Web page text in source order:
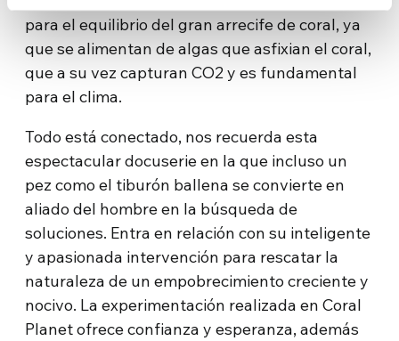
para el equilibrio del gran arrecife de coral, ya
que se alimentan de algas que asfixian el coral,
que a su vez capturan CO2 y es fundamental
para el clima.
Todo está conectado, nos recuerda esta
espectacular docuserie en la que incluso un
pez como el tiburón ballena se convierte en
aliado del hombre en la búsqueda de
soluciones. Entra en relación con su inteligente
y apasionada intervención para rescatar la
naturaleza de un empobrecimiento creciente y
nocivo. La experimentación realizada en Coral
Planet ofrece confianza y esperanza, además